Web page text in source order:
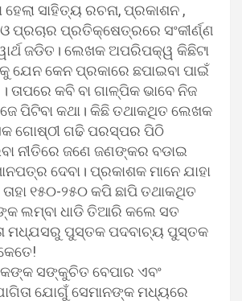
ସାହିତ୍ୟ ରଚନା, ପ୍ରକାଶନ ,
ପ୍ରଚାର ପ୍ରତିକ୍ଷେତ୍ରରେ ସଂକୀର୍ଣ୍ଣ
ଜଡିତ। ଲେଖକ ଅପରିପକ୍ୱ କିଛିଟା
ଯେନ କେନ ପ୍ରକାରେ ଛପାଇବା ପାଇଁ
ତାପରେ କବି ବା ଗାଳ୍ପିକ ଭାବେ ନିଜ
ପିଟିବା କଥା। କିଛି ତଥାକଥିତ ଲେଖକ
ଗୋଷ୍ଠୀ ଗଢି ପରସ୍ପର ପିଠି
ନୀତିରେ ଜଣେ ଜଣଙ୍କର ବଡାଇ
ଦେବା। ପ୍ରକାଶକ ମାନେ ଯାହା
୧୫୦-୨୫୦ କପି ଛାପି ତଥାକଥିତ
ଲମ୍ବା ଧାଡି ତିଆରି କଲେ ସତ
ମଧ୍ଯସରୁ ପୁସ୍ତକ ପଦବାଚ୍ୟ ପୁସ୍ତକ
ସଙ୍କୁଚିତ ବେପାର ଏବଂ
ଯୋଗୁଁ ସେମାନଙ୍କ ମଧ୍ୟରେ